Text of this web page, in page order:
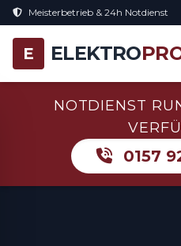
Meisterbetrieb & 24h Notdienst
E ELEKTRO
NOTDIENST
0157